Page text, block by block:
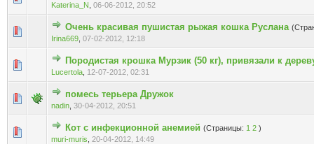
Katerina_N 06-06-2012, 20:52
Очень красивая пушистая рыжая кошка Руслана
Irina669 07-02-2012, 12:18
Голосов: 0 - Средняя оценка: 0 из 5
12345
Породистая крошка Мурзик (50 кг), привязали к
Lucertola 12-07-2012, 02:31
Голосов: 0 - Средняя оценка: 0 из 5
12345
помесь терьера Дружок
nadin 30-04-2012, 20:51
Голосов: 0 - Средняя оценка: 0 из 5
12345
Кот с инфекционной анемией (Страницы: 1 2 )
muri-muris 20-04-2012, 14:49
Голосов: 0 - Средняя оценка: 0 из 5
123 45